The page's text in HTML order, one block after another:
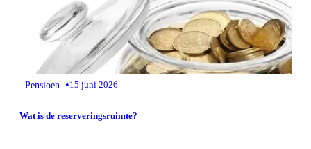
Pensioen •15 juni 2026
Wat is de reserveringsruimte?